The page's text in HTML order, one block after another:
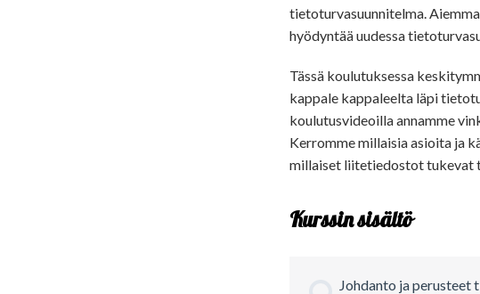
tietoturvasuunnitelma.
hyödyntää uudessa
Tässä koulutuksessa
kappale kappaleelta läpi
koulutusvideoilla annamme
Kerromme millaisia asioita ja
millaiset liitetiedostot tukevat
Kurssin sisältö
Johdanto ja perusteet